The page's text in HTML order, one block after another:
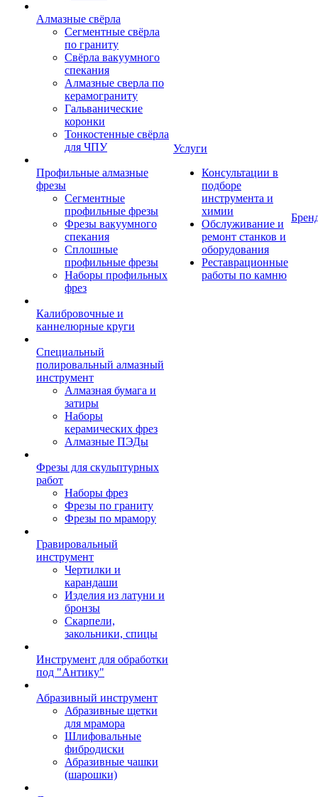
Алмазные свёрла
Сегментные свёрла
по граниту
Свёрла вакуумного
спекания
Алмазные сверла по
керамограниту
Гальванические
коронки
Тонкостенные свёрла
для ЧПУ
Профильные алмазные
фрезы
Сегментные
профильные фрезы
Фрезы вакуумного
спекания
Сплошные
профильные фрезы
Наборы профильных
фрез
Калибровочные и
каннелюрные круги
Специальный
полировальный алмазный
инструмент
Алмазная бумага и
затиры
Наборы
керамических фрез
Алмазные ПЭДы
Фрезы для скульптурных
работ
Наборы фрез
Фрезы по граниту
Фрезы по мрамору
Гравировальный
инструмент
Чертилки и
карандаши
Изделия из латуни и
бронзы
Скарпели,
закольники, спицы
Инструмент для обработки
под "Антику"
Абразивный инструмент
Абразивные щетки
для мрамора
Шлифовальные
фибродиски
Абразивные чашки
(шарошки)
Услуги
Консультации в
подборе
инструмента и
химии
Обслуживание и
ремонт станков и
оборудования
Реставрационные
работы по камню